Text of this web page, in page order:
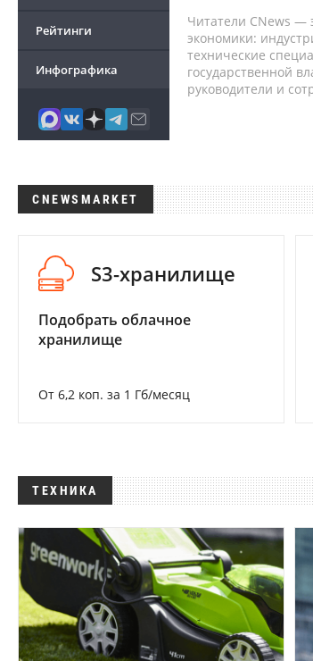
Рейтинги
Инфографика
Читатели CNews —
экономики:
технические
государственной
руководители и
CNEWSMARKET
S3-хранилище
Подобрать облачное
хранилище
От 6,2 коп. за 1 Гб/месяц
ТЕХНИКА